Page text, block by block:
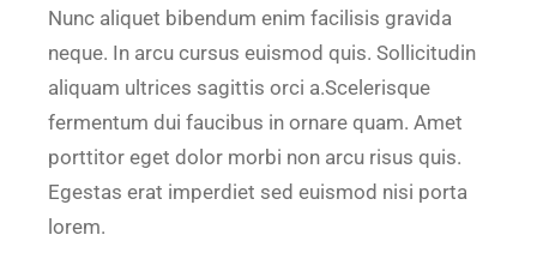
Nunc aliquet bibendum enim facilisis gravida
neque. In arcu cursus euismod quis. Sollicitudin
aliquam ultrices sagittis orci a.Scelerisque
fermentum dui faucibus in ornare quam. Amet
porttitor eget dolor morbi non arcu risus quis.
Egestas erat imperdiet sed euismod nisi porta
lorem.